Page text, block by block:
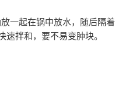
一起在锅中放水，随后隔
拌和，要不易变肿块。